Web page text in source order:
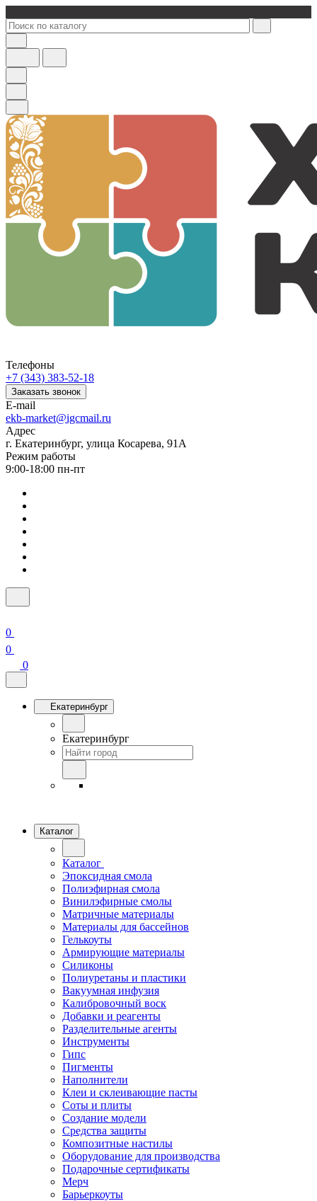
Телефоны
+7 (343) 383-52-18
Заказать звонок
E-mail
ekb-market@igcmail.ru
Адрес
г. Екатеринбург, улица Косарева, 91А
Режим работы
9:00-18:00 пн-пт
0
0
0
Екатеринбург
Екатеринбург
Каталог
Каталог
Эпоксидная смола
Полиэфирная смола
Винилэфирные смолы
Матричные материалы
Материалы для бассейнов
Гелькоуты
Армирующие материалы
Силиконы
Полиуретаны и пластики
Вакуумная инфузия
Калибровочный воск
Добавки и реагенты
Разделительные агенты
Инструменты
Гипс
Пигменты
Наполнители
Клеи и склеивающие пасты
Соты и плиты
Создание модели
Средства защиты
Композитные настилы
Оборудование для производства
Подарочные сертификаты
Мерч
Барьеркоуты